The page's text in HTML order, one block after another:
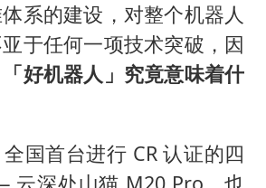
系的建设，对整个机器人
于任何一项技术突破，因
「好机器人」究竟意味着什
国首台进行 CR 认证的四